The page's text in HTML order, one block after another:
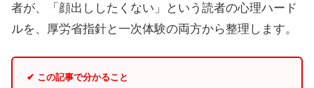
者が、「顔出ししたくない」という読者の心理ハード
ルを、厚労省指針と一次体験の両方から整理します。
✔ この記事で分かること